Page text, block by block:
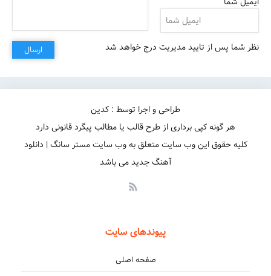
نظر شما پس از تایید مدیریت درج خواهد شد ارسال
طراحی و اجرا توسط : کدین
هر گونه کپی برداری از طرح قالب یا مطالب پیگرد قانونی دارد
کلیه حقوق این وب سایت متعلق به وب سایت مستر سانگ | دانلود
آهنگ جدید می باشد
پیوندهای سایت
صفحه اصلی